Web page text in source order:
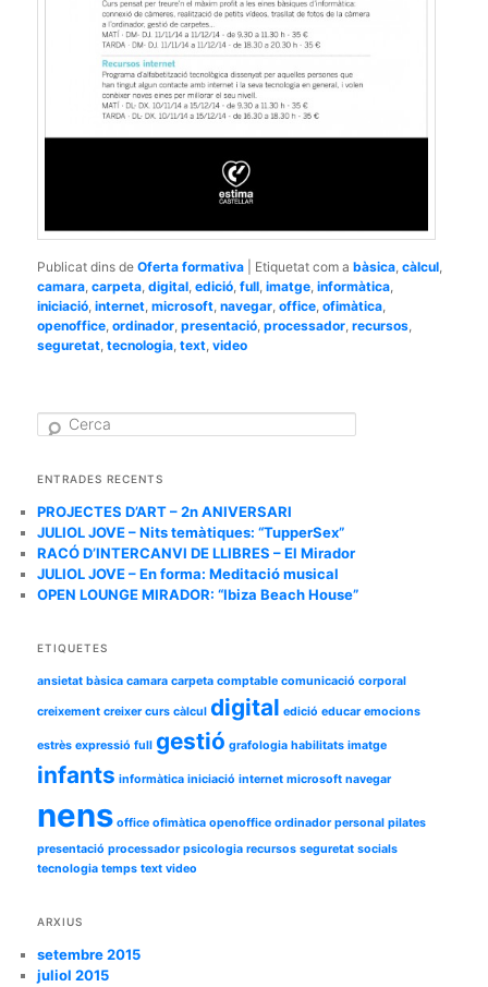
Publicat dins de Oferta formativa Etiquetat com a bàsica ,càlcul
camara ,carpeta ,digital ,edició ,full ,imatge ,informàtica
iniciació ,internet ,microsoft ,navegar ,office ,ofimàtica
openoffice ,ordinador ,presentació ,processador ,recursos
seguretat ,tecnologia ,text ,video
e
c
ENTRADES RECENTS
PROJECTES D’ART – 2n ANIVERSARI
JULIOL JOVE – Nits temàtiques: “TupperSex”
RACÓ D’INTERCANVI DE LLIBRES – El Mirador
JULIOL JOVE – En forma: Meditació musical
OPEN LOUNGE MIRADOR: “Ibiza Beach House”
ETIQUETES
ansietat bàsica camara carpeta comptable comunicació corporal
creixement creixer curs càlcul digital edició educar emocions
estrès expressió full gestió grafologia habilitats imatge
infants informàtica iniciació internet microsoft navegar
nens office ofimàtica openoffice ordinador personal pilates
presentació processador psicologia recursos seguretat socials
tecnologia temps text video
ARXIUS
setembre 2015
juliol 2015